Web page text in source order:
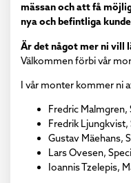
mässan och att få
nya och befintliga
Är det något mer ni vill
Välkommen förbi vår
I vår monter kommer ni
Fredric
Fredrik
Gustav Mäehans,
Lars Ovesen,
Ioannis Tzelepis,